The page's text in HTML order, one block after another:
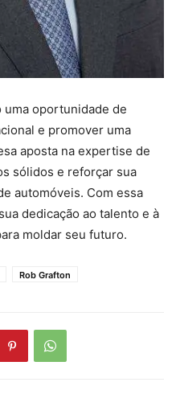
uma oportunidade de
e promover uma
aposta na expertise de
sólidos e reforçar sua
automóveis. Com essa
dedicação ao talento e à
moldar seu futuro.
Rob Grafton